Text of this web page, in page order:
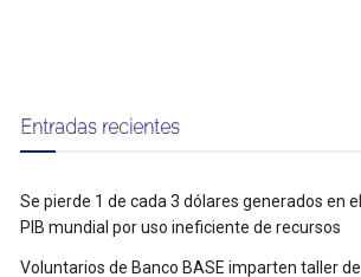
Entradas recientes
Se pierde 1 de cada 3 dólares generados en el
PIB mundial por uso ineficiente de recursos
Voluntarios de Banco BASE imparten taller de